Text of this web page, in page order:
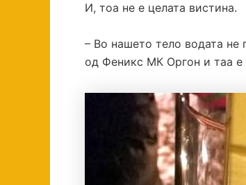
И, тоа не е целата вистина.
– Во нашето тело водата не
од Феникс МК Оргон и таа е